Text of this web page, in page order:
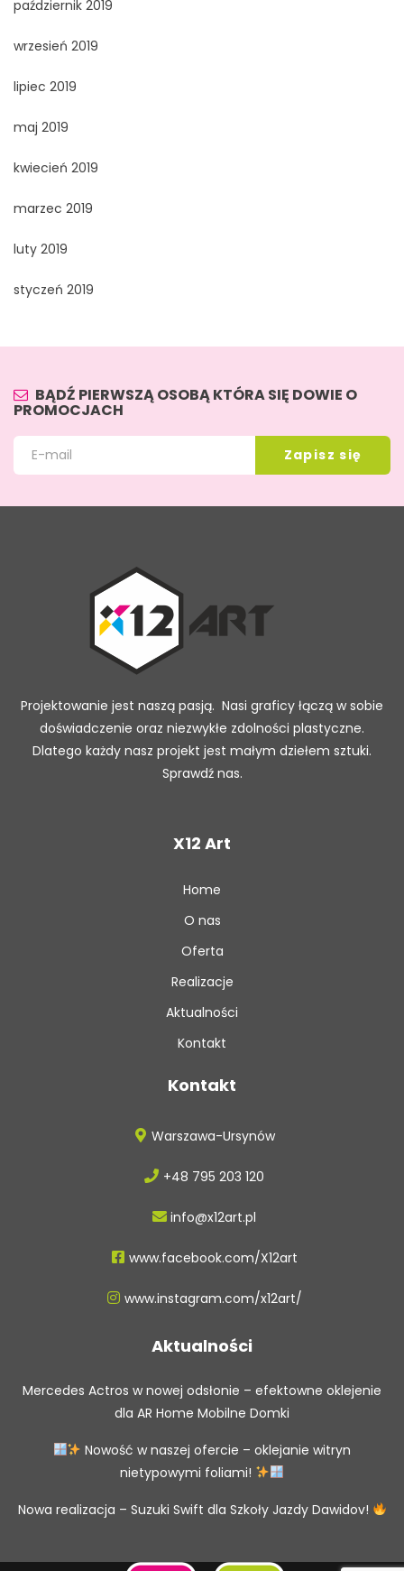
październik 2019
wrzesień 2019
lipiec 2019
maj 2019
kwiecień 2019
marzec 2019
luty 2019
styczeń 2019
BĄDŹ PIERWSZĄ OSOBĄ KTÓRA SIĘ DOWIE O
PROMOCJACH
Projektowanie jest naszą pasją. Nasi graficy łączą w sobie
doświadczenie oraz niezwykłe zdolności plastyczne.
Dlatego każdy nasz projekt jest małym dziełem sztuki.
Sprawdź nas.
X12 Art
Home
O nas
Oferta
Realizacje
Aktualności
Kontakt
Kontakt
Warszawa-Ursynów
+48 795 203 120
info@x12art.pl
www.facebook.com/X12art
www.instagram.com/x12art/
Aktualności
Mercedes Actros w nowej odsłonie – efektowne oklejenie
dla AR Home Mobilne Domki
Nowość w naszej ofercie – oklejanie witryn
nietypowymi foliami!
Nowa realizacja – Suzuki Swift dla Szkoły Jazdy Dawidov!